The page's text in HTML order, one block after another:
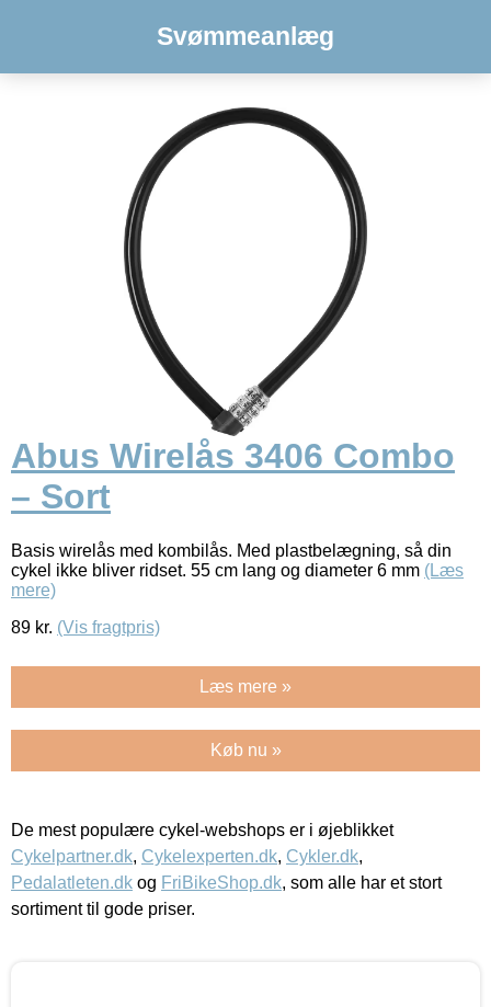
Svømmeanlæg
Abus Wirelås 3406 Combo
– Sort
Basis wirelås med kombilås. Med plastbelægning, så din
cykel ikke bliver ridset. 55 cm lang og diameter 6 mm (Læs
mere)
89 kr. (Vis fragtpris)
Læs mere »
Køb nu »
De mest populære cykel-webshops er i øjeblikket
Cykelpartner.dk, Cykelexperten.dk, Cykler.dk,
Pedalatleten.dk og FriBikeShop.dk, som alle har et stort
sortiment til gode priser.